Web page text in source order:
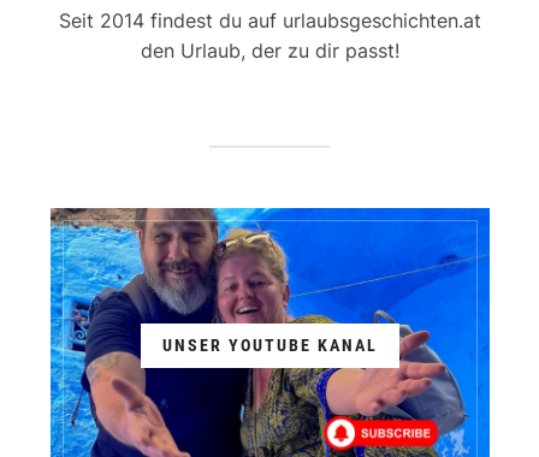
Seit 2014 findest du auf urlaubsgeschichten.at
den Urlaub, der zu dir passt!
UNSER YOUTUBE KANAL